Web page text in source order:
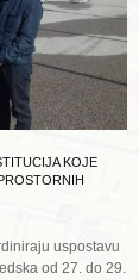
KOJE
uspostavu
od 27. do 29.